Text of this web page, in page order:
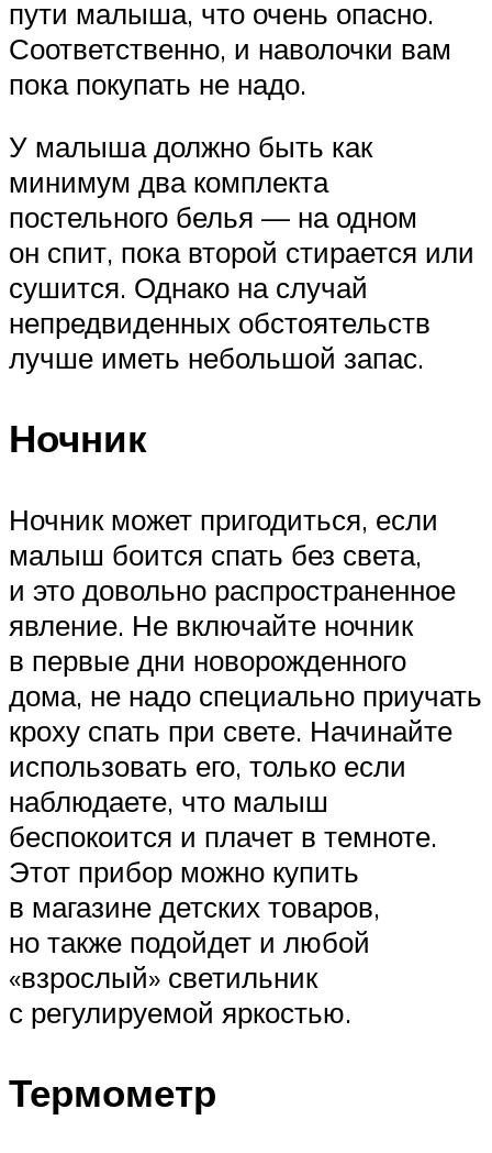
пути малыша, что очень опасно.
Соответственно, и наволочки вам
пока покупать не надо.
У малыша должно быть как
минимум два комплекта
постельного белья — на одном
он спит, пока второй стирается или
сушится. Однако на случай
непредвиденных обстоятельств
лучше иметь небольшой запас.
Ночник
Ночник может пригодиться, если
малыш боится спать без света,
и это довольно распространенное
явление. Не включайте ночник
в первые дни новорожденного
дома, не надо специально приучать
кроху спать при свете. Начинайте
использовать его, только если
наблюдаете, что малыш
беспокоится и плачет в темноте.
Этот прибор можно купить
в магазине детских товаров,
но также подойдет и любой
«взрослый» светильник
с регулируемой яркостью.
Термометр